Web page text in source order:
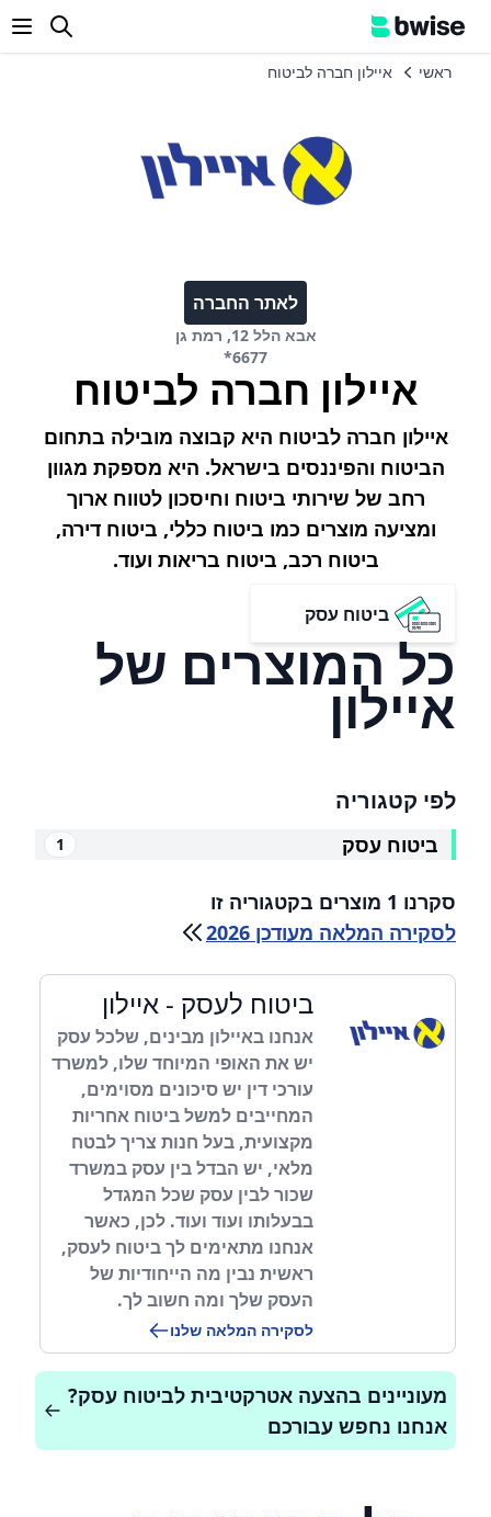
ראשי איילון חברה לביטוח
לאתר החברה
אבא הלל 12, רמת גן
*6677
איילון חברה לביטוח
איילון חברה לביטוח היא קבוצה מובילה בתחום
הביטוח והפיננסים בישראל. היא מספקת מגוון
רחב של שירותי ביטוח וחיסכון לטווח ארוך
ומציעה מוצרים כמו ביטוח כללי, ביטוח דירה,
ביטוח רכב, ביטוח בריאות ועוד.
ביטוח עסק
כל המוצרים של
איילון
לפי קטגוריה
ביטוח עסק 1
סקרנו 1 מוצרים בקטגוריה זו
לסקירה המלאה מעודכן 2026
ביטוח לעסק - איילון
אנחנו באיילון מבינים, שלכל עסק
יש את האופי המיוחד שלו, למשרד
עורכי דין יש סיכונים מסוימים,
המחייבים למשל ביטוח אחריות
מקצועית, בעל חנות צריך לבטח
מלאי, יש הבדל בין עסק במשרד
שכור לבין עסק שכל המגדל
בבעלותו ועוד ועוד. לכן, כאשר
אנחנו מתאימים לך ביטוח לעסק,
ראשית נבין מה הייחודיות של
העסק שלך ומה חשוב לך.
לסקירה המלאה שלנו
מעוניינים בהצעה אטרקטיבית לביטוח עסק?
אנחנו נחפש עבורכם